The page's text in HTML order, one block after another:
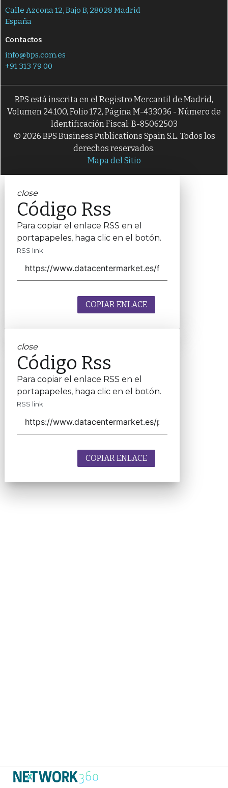
Calle Azcona 12, Bajo B, 28028 Madrid
España
Contactos
info@bps.com.es
+91 313 79 00
BPS está inscrita en el Registro Mercantil de Madrid,
Volumen 24.100, Folio 172, Página M-433036 - Número de
Identificación Fiscal: B-85062503
© 2026 BPS Business Publications Spain S.L. Todos los
derechos reservados.
Mapa del Sitio
close
Código Rss
Para copiar el enlace RSS en el
portapapeles, haga clic en el botón.
RSS link
COPIAR ENLACE
close
Código Rss
Para copiar el enlace RSS en el
portapapeles, haga clic en el botón.
RSS link
COPIAR ENLACE